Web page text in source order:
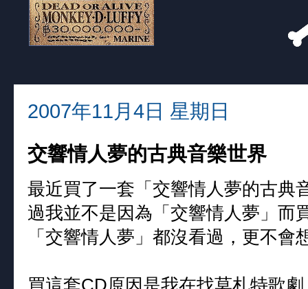
2007年11月4日 星期日
交響情人夢的古典音樂世界
最近買了一套「交響情人夢的古典
過我並不是因為「交響情人夢」而
「交響情人夢」都沒看過，更不會
買這套CD原因是我在找莫札特歌